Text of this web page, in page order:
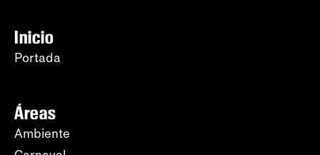
Inicio
Portada
Áreas
Ambiente